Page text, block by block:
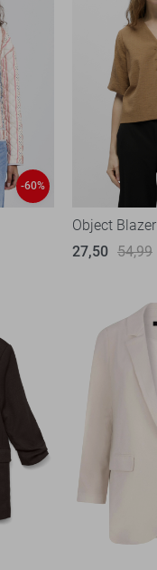
-60%
Object Blazer
27,50 54,99